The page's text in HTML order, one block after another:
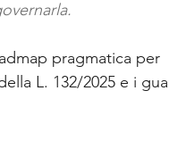
pragmatica per
L. 132/2025 e i